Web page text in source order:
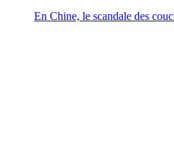
En Chine, le scandale des